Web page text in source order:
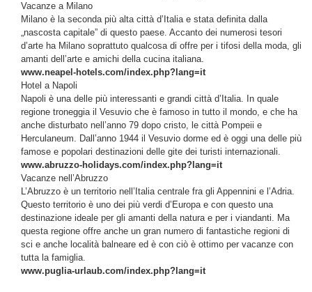
Vacanze a Milano
Milano è la seconda più alta città d’Italia e stata definita dalla
„nascosta capitale” di questo paese. Accanto dei numerosi tesori
d’arte ha Milano soprattuto qualcosa di offre per i tifosi della moda, gli
amanti dell’arte e amichi della cucina italiana.
www.neapel-hotels.com/index.php?lang=it
Hotel a Napoli
Napoli è una delle più interessanti e grandi città d’Italia. In quale
regione troneggia il Vesuvio che è famoso in tutto il mondo, e che ha
anche disturbato nell’anno 79 dopo cristo, le città Pompeii e
Herculaneum. Dall’anno 1944 il Vesuvio dorme ed è oggi una delle più
famose e popolari destinazioni delle gite dei turisti internazionali.
www.abruzzo-holidays.com/index.php?lang=it
Vacanze nell’Abruzzo
L’Abruzzo è un territorio nell’Italia centrale fra gli Appennini e l’Adria.
Questo territorio è uno dei più verdi d’Europa e con questo una
destinazione ideale per gli amanti della natura e per i viandanti. Ma
questa regione offre anche un gran numero di fantastiche regioni di
sci e anche località balneare ed è con ciò è ottimo per vacanze con
tutta la famiglia.
www.puglia-urlaub.com/index.php?lang=it